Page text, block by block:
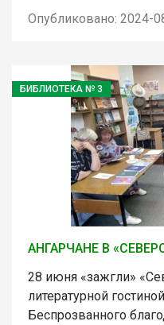
Опубликовано: 2024-
БИБЛИОТЕКА № 3
АНГАРЧАНЕ В
28 июня «зажгли»
литературной
Беспрозванного